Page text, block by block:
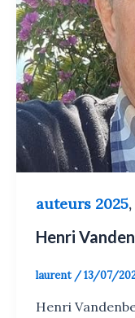
auteurs 2025,
Henri
laurent /13/07/
Henri